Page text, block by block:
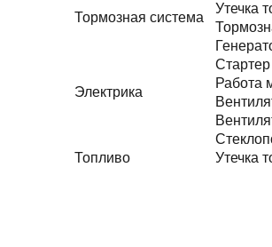
Тормозная система
Утечка
Электрика
Стартер
Работа
Топливо
Утечка